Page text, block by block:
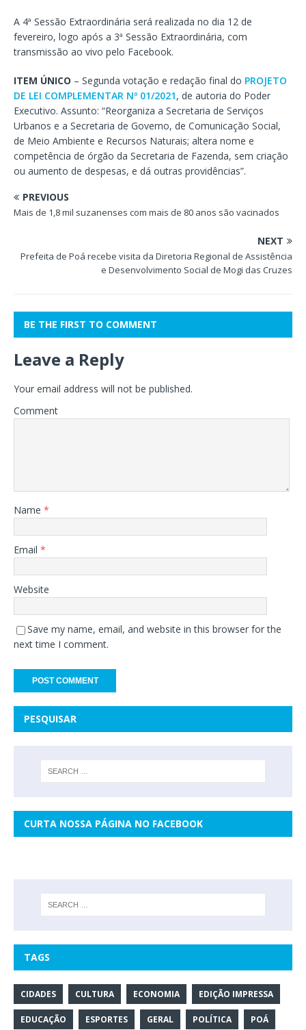
A 4ª Sessão Extraordinária será realizada no dia 12 de
fevereiro, logo após a 3ª Sessão Extraordinária, com
transmissão ao vivo pelo Facebook.
ITEM ÚNICO – Segunda votação e redação final do PROJETO
DE LEI COMPLEMENTAR Nº 01/2021, de autoria do Poder
Executivo. Assunto: “Reorganiza a Secretaria de Serviços
Urbanos e a Secretaria de Governo, de Comunicação Social,
de Meio Ambiente e Recursos Naturais; altera nome e
competência de órgão da Secretaria de Fazenda, sem criação
ou aumento de despesas, e dá outras providências”.
PREVIOUS
Mais de 1,8 mil suzanenses com mais de 80 anos são vacinados
NEXT
Prefeita de Poá recebe visita da Diretoria Regional de Assistência
e Desenvolvimento Social de Mogi das Cruzes
BE THE FIRST TO COMMENT
Leave a Reply
Your email address will not be published.
Comment
Name *
Email *
Website
Save my name, email, and website in this browser for the
next time I comment.
PESQUISAR
CURTA NOSSA PÁGINA NO FACEBOOK
TAGS
CIDADES CULTURA ECONOMIA EDIÇÃO IMPRESSA
EDUCAÇÃO ESPORTES GERAL POLÍTICA POÁ